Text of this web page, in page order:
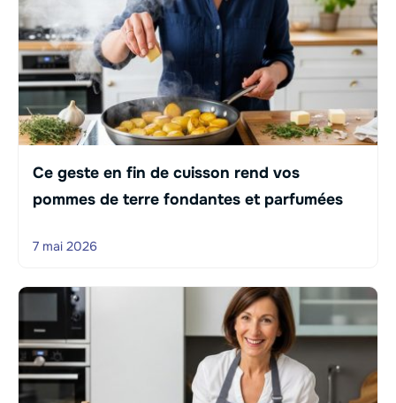
Ce geste en fin de cuisson rend vos
pommes de terre fondantes et parfumées
7 mai 2026